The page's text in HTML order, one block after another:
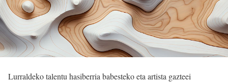
Lurraldeko talentu hasiberria babesteko eta artista gazteei